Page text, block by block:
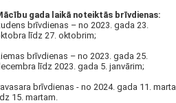
gada laikā noteiktās brīvdienas:
brīvdienas – no 2023. gada 23.
līdz 27. oktobrim;
brīvdienas – no 2023. gada 25.
līdz 2023. gada 5. janvārim;
brīvdienas - no 2024. gada 11. marta
15. martam.